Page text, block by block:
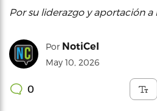
Por su liderazgo y aportación a
Por NotiCel
May 10, 2026
0